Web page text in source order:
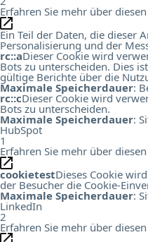
Erfahren Sie mehr über
Ein Teil der Daten, die dieser
Personalisierung und der
rc::aDieser Cookie wird
Bots zu unterscheiden. Dies
gültige Berichte über die
Maximale Speicherdauer:
rc::cDieser Cookie wird
Bots zu unterscheiden.
Maximale Speicherdauer:
HubSpot
1
Erfahren Sie mehr über
cookietestDieses Cookie
der Besucher die Cookie-
Maximale Speicherdauer:
LinkedIn
2
Erfahren Sie mehr über